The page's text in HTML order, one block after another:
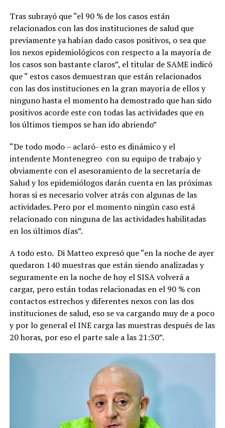
Tras subrayó que “el 90 % de los casos están
relacionados con las dos instituciones de salud que
previamente ya habían dado casos positivos, o sea que
los nexos epidemiológicos con respecto a la mayoría de
los casos son bastante claros”, el titular de SAME indicó
que “ estos casos demuestran que están relacionados
con las dos instituciones en la gran mayoría de ellos y
ninguno hasta el momento ha demostrado que han sido
positivos acorde este con todas las actividades que en
los últimos tiempos se han ido abriendo”
“De todo modo – aclaró- esto es dinámico y el
intendente Montenegreo con su equipo de trabajo y
obviamente con el asesoramiento de la secretaría de
Salud y los epidemiólogos darán cuenta en las próximas
horas si es necesario volver atrás con algunas de las
actividades. Pero por el momento ningún caso está
relacionado con ninguna de las actividades habilitadas
en los últimos días”.
A todo esto. Di Matteo expresó que “en la noche de ayer
quedaron 140 muestras que están siendo analizadas y
seguramente en la noche de hoy el SISA volverá a
cargar, pero están todas relacionadas en el 90 % con
contactos estrechos y diferentes nexos con las dos
instituciones de salud, eso se va cargando muy de a poco
y por lo general el INE carga las muestras después de las
20 horas, por eso el parte sale a las 21:30”.